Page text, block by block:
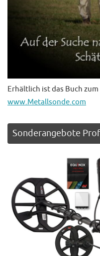
Erhältlich ist das Buch zum
www.Metallsonde.com
Sonderangebote